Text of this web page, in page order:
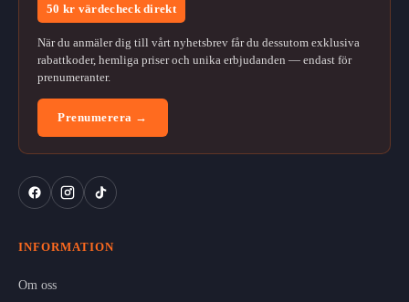
50 kr värdecheck direkt
När du anmäler dig till vårt nyhetsbrev får du dessutom exklusiva
rabattkoder, hemliga priser och unika erbjudanden — endast för
prenumeranter.
Prenumerera →
INFORMATION
Om oss